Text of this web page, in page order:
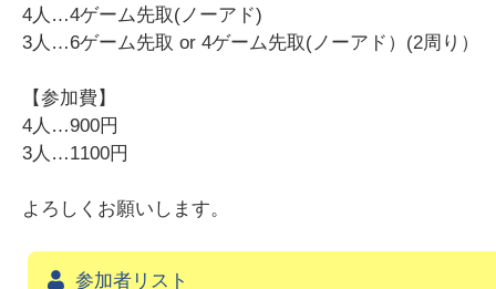
4人…4ゲーム先取(ノーアド)
3人…6ゲーム先取 or 4ゲーム先取(ノーアド）(2周り）
【参加費】
4人…900円
3人…1100円
よろしくお願いします。
参加者リスト